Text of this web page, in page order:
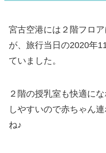
宮古空港には ２階フロ
が、旅行当日の2020年
ていました。
２階の授乳室も快適に
しやすいので赤ちゃん
ね♪